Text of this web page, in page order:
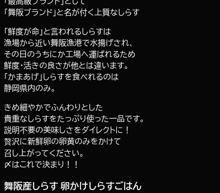
「舞阪ブランド」と名が付く上質なしらす
「鮮度が命」と言われるしらすは
漁場から近い舞阪漁港で水揚げされ、
その日のうちにか工場へ運ばれるため
鮮度・活きの良さが他とは違います。
「かまあげ」しらすを食べれるのは
静岡県内のみ。
きめ細やかでふんわりとした
貴重なしらすをたっぷり使った一品です。
説明不要の美味しさをダイレクトに！
贅沢に新鮮卵の卵黄のみをかけて
召し上がってください。
〆はこれで決まり！！
舞阪産しらす 卵かけしらすごはん